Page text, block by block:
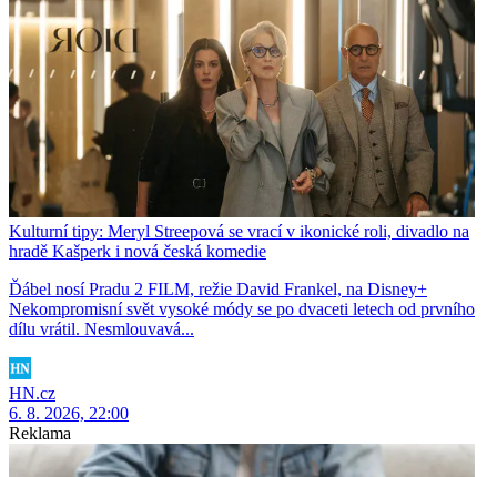
Kulturní tipy: Meryl Streepová se vrací v ikonické roli, divadlo na
hradě Kašperk i nová česká komedie
Ďábel nosí Pradu 2 FILM, režie David Frankel, na Disney+
Nekompromisní svět vysoké módy se po dvaceti letech od prvního
dílu vrátil. Nesmlouvavá...
HN.cz
6. 8. 2026, 22:00
Reklama